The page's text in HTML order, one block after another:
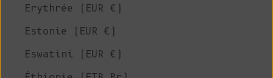
Erythrée (EUR €)
Estonie (EUR €)
Eswatini (EUR €)